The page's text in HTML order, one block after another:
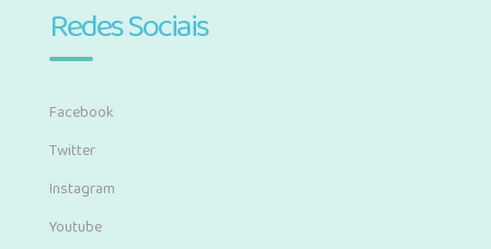
Redes Sociais
Facebook
Twitter
Instagram
Youtube